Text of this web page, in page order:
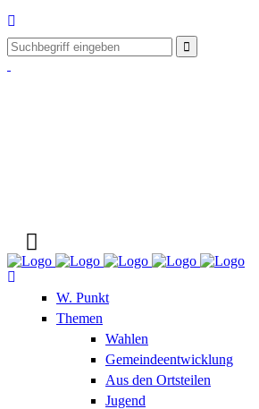
W. Punkt
Themen
Wahlen
Gemeindeentwicklung
Aus den Ortsteilen
Jugend